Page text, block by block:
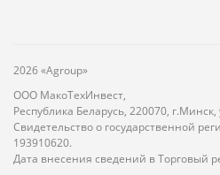
2026 «Agroup»
ООО МакоТехИнвест,
Республика Беларусь, 220070,
Свидетельство о государственной
193910620.
Дата внесения сведений в Торговый